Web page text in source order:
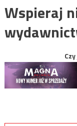
Wspieraj